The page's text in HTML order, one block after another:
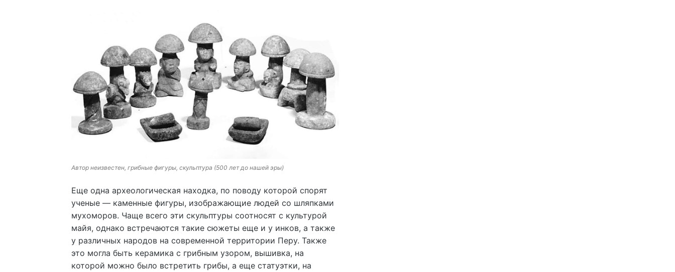
Автор неизвестен, грибные фигуры, скульптура (500 лет до нашей эры)
Еще одна археологическая находка, по поводу которой спорят
ученые — каменные фигуры, изображающие людей со шляпками
мухоморов. Чаще всего эти скульптуры соотносят с культурой
майя, однако встречаются такие сюжеты еще и у инков, а также
у различных народов на современной территории Перу. Также
это могла быть керамика с грибным узором, вышивка, на
которой можно было встретить грибы, а еще статуэтки, на